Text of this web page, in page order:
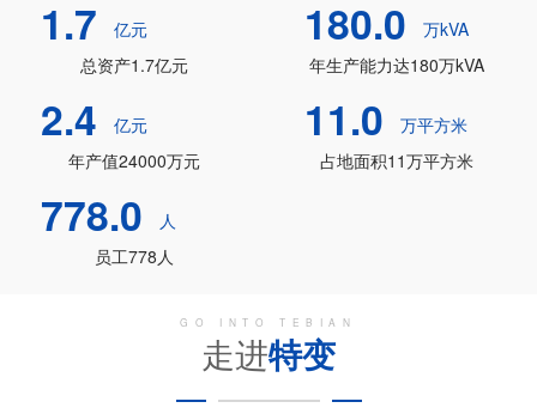
1.7
亿元
总资产1.7亿元
180.0
万kVA
年生产能力达180万kVA
2.4
亿元
年产值24000万元
11.0
万平方米
占地面积11万平方米
778.0
人
员工778人
GO INTO TEBIAN
走进特变